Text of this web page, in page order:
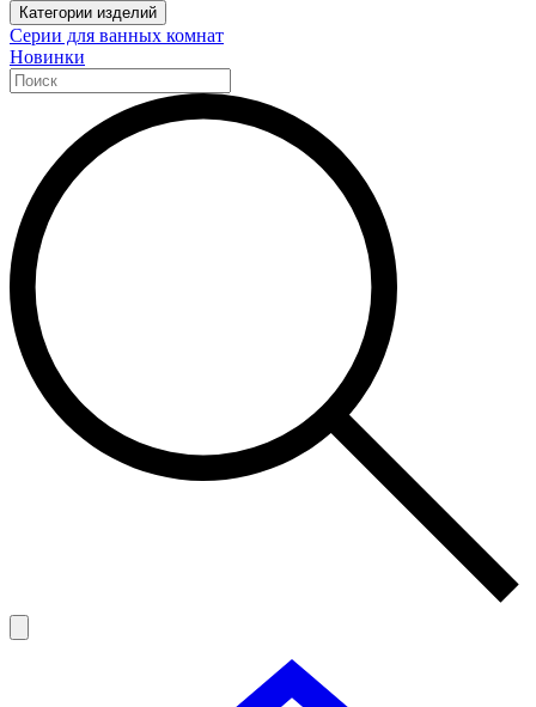
Категории изделий
Серии для ванных комнат
Новинки